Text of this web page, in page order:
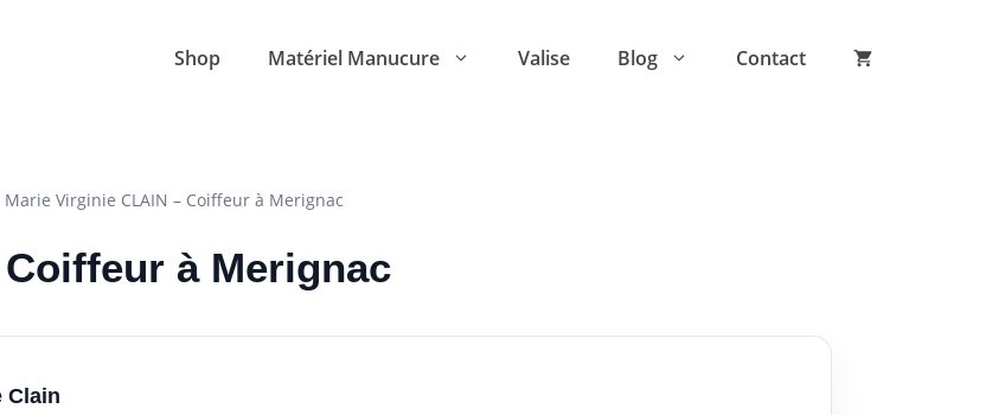
Shop Matériel Manucure Valise Blog Contact
Marie Virginie CLAIN – Coiffeur à Merignac
à Merignac
Clain